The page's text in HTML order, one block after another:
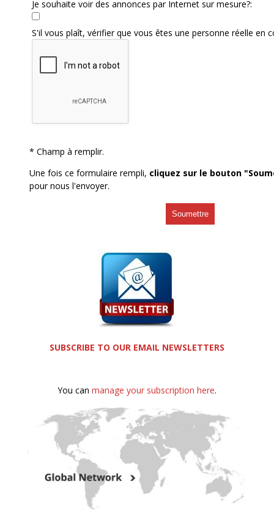
Je souhaite voir des annonces par Internet sur mesure?:
S'il vous plaît, vérifier que vous êtes une personne réelle en
* Champ à remplir.
Une fois ce formulaire rempli, cliquez sur le bouton
pour nous l'envoyer.
SUBSCRIBE TO OUR EMAIL NEWSLETTERS
You can manage your subscription here.